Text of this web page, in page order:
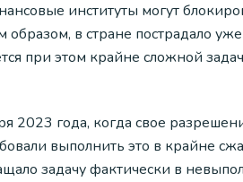
институты могут
в стране пострадало
при этом крайне сложной
2023 года, когда свое
выполнить это в крайне
задачу фактически в